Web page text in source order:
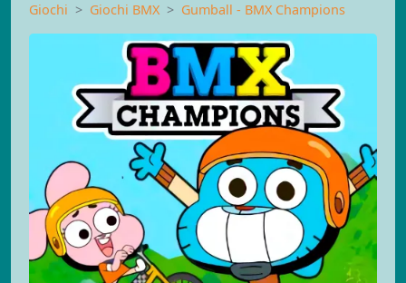
Giochi Giochi BMX Gumball - BMX Champions